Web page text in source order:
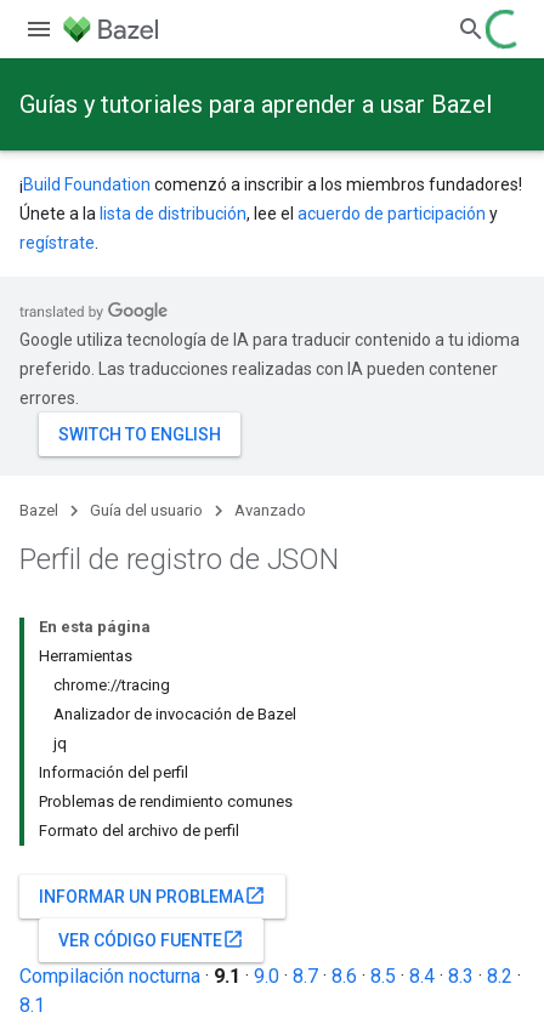
Guías y tutoriales para aprender a usar Bazel
¡Build Foundation comenzó a inscribir a los miembros fundadores!
Únete a la lista de distribución, lee el acuerdo de participación y
regístrate
Google utiliza tecnología de IA para traducir contenido a tu idioma
preferido. Las traducciones realizadas con IA pueden contener
errores.
Bazel Guía del usuario Avanzado
Perfil de registro de JSON
En esta página
Herramientas
chrome://tracing
Analizador de invocación de Bazel
jq
Información del perfil
Problemas de rendimiento comunes
Formato del archivo de perfil
INFORMAR UN PROBLEMAopen_in_new
VER CÓDIGO FUENTEopen_in_new
Compilación nocturna · 9.1 · 9.0 · 8.7 · 8.6 · 8.5 · 8.4 · 8.3 · 8.2 ·
8.1